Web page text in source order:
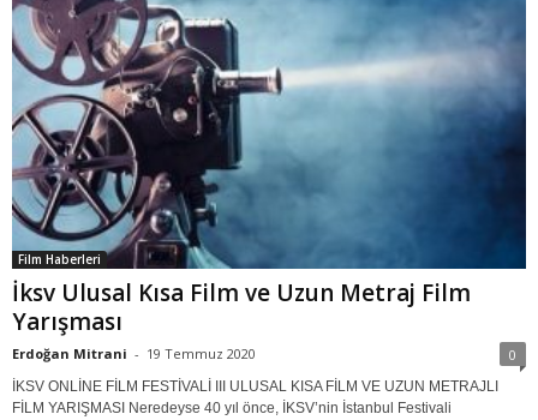
Film Haberleri
İksv Ulusal Kısa Film ve Uzun Metraj Film
Yarışması
Erdoğan Mitrani - 19 Temmuz 2020 0
İKSV ONLİNE FİLM FESTİVALİ III ULUSAL KISA FİLM VE UZUN METRAJLI
FİLM YARIŞMASI Neredeyse 40 yıl önce, İKSV’nin İstanbul Festivali